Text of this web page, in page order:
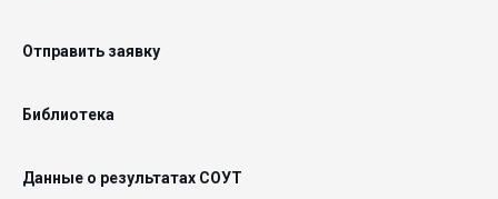
Отправить заявку
Библиотека
Данные о результатах СОУТ